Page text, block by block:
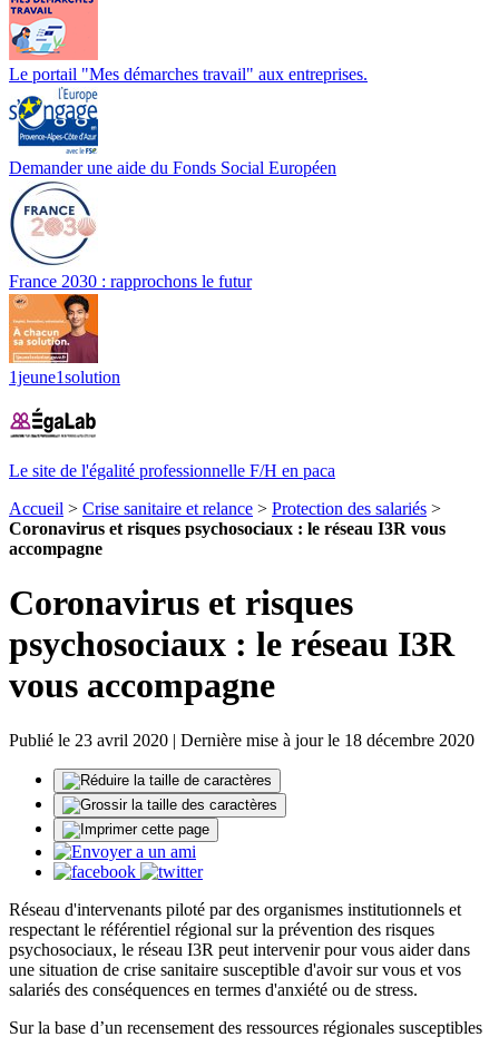
Le portail "Mes démarches travail" aux entreprises.
Demander une aide du Fonds Social Européen
France 2030 : rapprochons le futur
1jeune1solution
Le site de l'égalité professionnelle F/H en paca
Accueil > Crise sanitaire et relance > Protection des salariés >
Coronavirus et risques psychosociaux : le réseau I3R vous
accompagne
Coronavirus et risques
psychosociaux : le réseau I3R
vous accompagne
Publié le 23 avril 2020 | Dernière mise à jour le 18 décembre 2020
Réseau d'intervenants piloté par des organismes institutionnels et
respectant le référentiel régional sur la prévention des risques
psychosociaux, le réseau I3R peut intervenir pour vous aider dans
une situation de crise sanitaire susceptible d'avoir sur vous et vos
salariés des conséquences en termes d'anxiété ou de stress.
Sur la base d’un recensement des ressources régionales susceptibles